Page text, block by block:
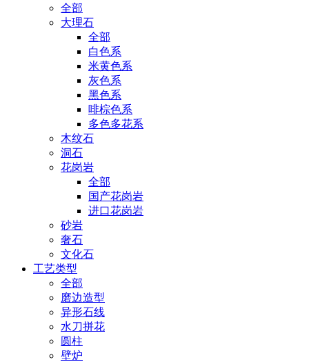
全部
大理石
全部
白色系
米黄色系
灰色系
黑色系
啡棕色系
多色多花系
木纹石
洞石
花岗岩
全部
国产花岗岩
进口花岗岩
砂岩
奢石
文化石
工艺类型
全部
磨边造型
异形石线
水刀拼花
圆柱
壁炉